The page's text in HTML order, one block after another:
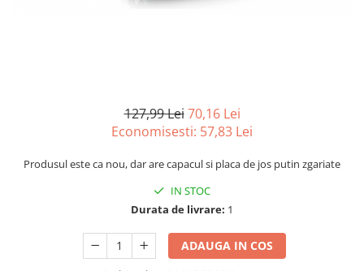
Mobila Living & Dining
Organizare si depozitare
Rafturi
Scule electrice si unelte
Sisteme Incalzire
Textile si covoare
127,99 Lei 70,16 Lei
Economisesti: 57,83 Lei
Produsul este ca nou, dar are capacul si placa de jos putin zgariate
IN STOC
Durata de livrare: 1
ADAUGA IN COS